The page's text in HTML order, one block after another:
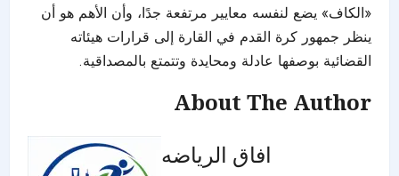
«الكاف» يضع لنفسه معايير مرتفعة جدًا، وأن الأهم هو أن
ينظر جمهور كرة القدم في القارة إلى قرارات هيئاته
القضائية بوصفها عادلة ومحايدة وتتمتع بالمصداقية.
About The Author
افاق الرياضه